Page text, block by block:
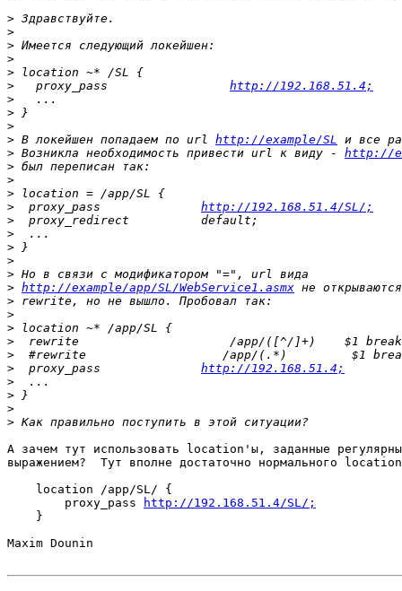
>
>
>
>
>
>
   proxy_pass
http://192.168.51.4;
>
>
>
> В локейшен попадаем по url http://example/SL
> Возникла необходимость привести url к виду - http://
>
>
>
>
  proxy_pass
http://192.168.51.4/SL/;
>
>
>
>
>
> http://example/app/SL/WebService1.asmx
>
>
>
>
>
>
  proxy_pass
http://192.168.51.4;
>
>
>
>
А зачем тут использовать location'ы, заданные
выражением?  Тут вполне достаточно нормального
    location /app/SL/ {
        proxy_pass
http://192.168.51.4/SL/;
    }
Maxim Dounin